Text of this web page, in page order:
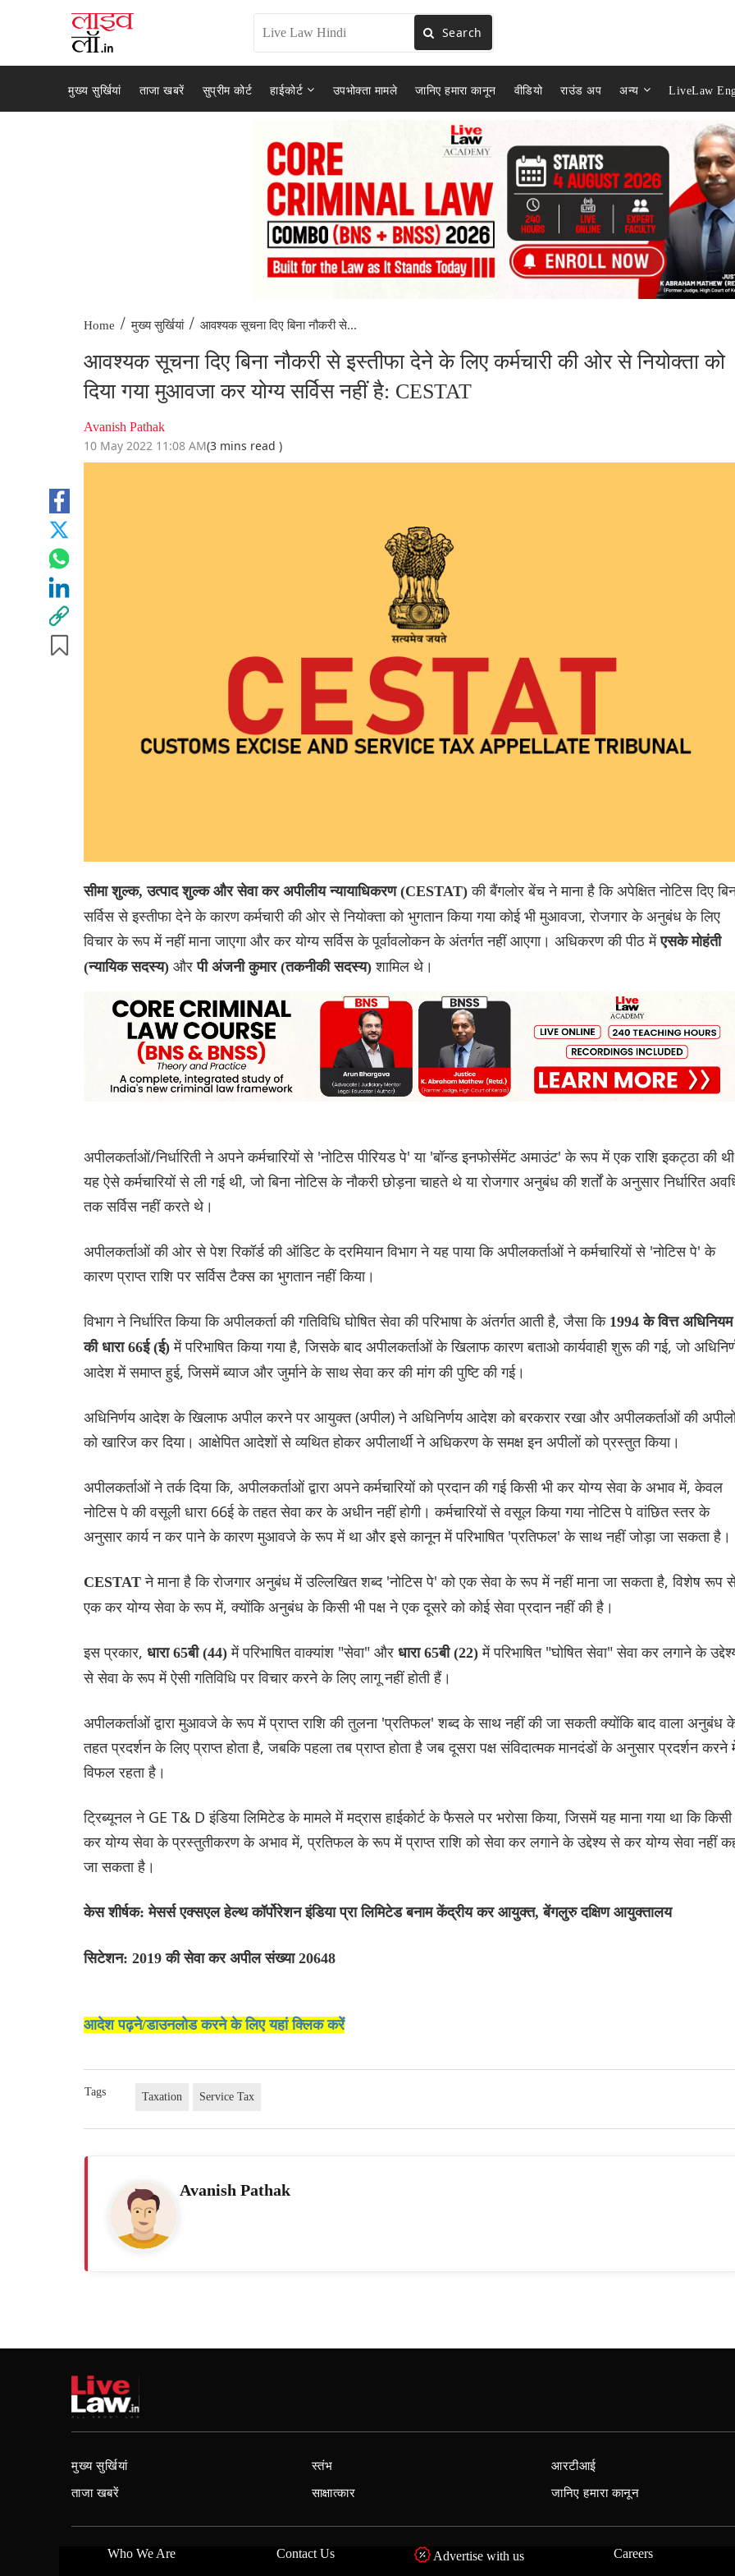
Search
मुख्य सुर्खियां ताजा खबरें सुप्रीम कोर्ट हाईकोर्ट उपभोक्ता मामले जानिए हमारा कानून वीडियो राउंड अप अन्य LiveLaw
Home / मुख्य सुर्खियां / आवश्यक सूचना दिए बिना नौकरी से...
आवश्यक सूचना दिए बिना नौकरी से इस्तीफा देने के लिए कर्मचारी की ओर से नियोक्ता को
दिया गया मुआवजा कर योग्य सर्विस नहीं है: CESTAT
Avanish Pathak
10 May 2022 11:08 AM(3 mins read )
सीमा शुल्क, उत्पाद शुल्क और सेवा कर अपीलीय न्यायाधिकरण (CESTAT)की बैंगलोर बेंच ने माना है कि अपेक्षित नोटिस दिए
सर्विस से इस्तीफा देने के कारण कर्मचारी की ओर से नियोक्ता को भुगतान किया गया कोई भी मुआवजा, रोजगार के अनुबंध के लिए
विचार के रूप में नहीं माना जाएगा और कर योग्य सर्विस के पूर्वावलोकन के अंतर्गत नहीं आएगा। अधिकरण की पीठ मेंएसके मोहंती
(न्यायिक सदस्य) औरपी अंजनी कुमार (तकनीकी सदस्य)शामिल थे।
अपीलकर्ताओं/निर्धारिती ने अपने कर्मचारियों से 'नोटिस पीरियड पे' या 'बॉन्ड इनफोर्समेंट अमाउंट' के रूप में एक राशि इकट्ठा की
यह ऐसे कर्मचारियों से ली गई ‌थी, जो बिना नोटिस के नौकरी छोड़ना चाहते थे या रोजगार अनुबंध की शर्तों के अनुसार निर्धारित
तक सर्विस नहीं करते थे।
अपीलकर्ताओं की ओर से पेश र‌िकॉर्ड की ऑडिट के दरमियान विभाग ने यह पाया कि अपीलकर्ताओं ने कर्मचारियों से 'नोटिस पे' के
कारण प्राप्त राशि पर सर्विस टैक्स का भुगतान नहीं किया।
विभाग ने निर्धारित किया कि अपीलकर्ता की गतिविधि घोषित सेवा की परिभाषा के अंतर्गत आती है, जैसा कि 1994 के वित्त अधिनियम
की धारा 66ई (ई)में परिभाषित किया गया है, जिसके बाद अपीलकर्ताओं के खिलाफ कारण बताओ कार्यवाही शुरू की गई, जो
आदेश में समाप्त हुई, जिसमें ब्याज और जुर्माने के साथ सेवा कर की मांग की पुष्टि की गई।
अधिनिर्णय आदेश के खिलाफ अपील करने पर आयुक्त (अपील) ने अध‌िनिर्णय आदेश को बरकरार रखा और अपीलकर्ताओं की
को खारिज कर दिया। आक्षेपित आदेशों से व्यथित होकर अपीलार्थी ने अधिकरण के समक्ष इन अपीलों को प्रस्तुत किया।
अपीलकर्ताओं ने तर्क दिया कि, अपीलकर्ताओं द्वारा अपने कर्मचारियों को प्रदान की गई किसी भी कर योग्य सेवा के अभाव में, केवल
नोटिस पे की वसूली धारा 66ई के तहत सेवा कर के अधीन नहीं होगी। कर्मचारियों से वसूल किया गया नोटिस पे वांछित स्तर के
अनुसार कार्य न कर पाने के कारण मुआवजे के रूप में था और इसे कानून में परिभाषित 'प्रतिफल' के साथ नहीं जोड़ा जा सकता है।
CESTATने माना है कि रोजगार अनुबंध में उल्लिखित शब्द 'नोटिस पे' को एक सेवा के रूप में नहीं माना जा सकता है, विशेष रूप
एक कर योग्य सेवा के रूप में, क्योंकि अनुबंध के किसी भी पक्ष ने एक दूसरे को कोई सेवा प्रदान नहीं की है।
इस प्रकार, धारा 65बी (44)में परिभाषित वाक्यांश "सेवा" और धारा 65बी (22)में परिभाषित "घोषित सेवा" सेवा कर लगाने के
से सेवा के रूप में ऐसी गतिविधि पर विचार करने के लिए लागू नहीं होती हैं।
अपीलकर्ताओं द्वारा मुआवजे के रूप में प्राप्त राशि की तुलना 'प्रतिफल' शब्द के साथ नहीं की जा सकती क्योंकि बाद वाला अनुबंध
तहत प्रदर्शन के लिए प्राप्त होता है, जबकि पहला तब प्राप्त होता है जब दूसरा पक्ष संविदात्मक मानदंडों के अनुसार प्रदर्शन करने
विफल रहता है।
ट्रिब्यूनल ने GE T& D इंडिया लिमिटेड के मामले में मद्रास हाईकोर्ट के फैसले पर भरोसा किया, जिसमें यह माना गया था कि किसी
कर योग्य सेवा के प्रस्तुतीकरण के अभाव में, प्रतिफल के रूप में प्राप्त राशि को सेवा कर लगाने के उद्देश्य से कर योग्य सेवा नहीं
जा सकता है।
केस शीर्षक: मेसर्स एक्सएल हेल्थ कॉर्पोरेशन इंडिया प्रा लिमिटेड बनाम केंद्रीय कर आयुक्त, बेंगलुरु दक्षिण आयुक्तालय
सिटेशन: 2019 की सेवा कर अपील संख्या 20648
आदेश पढ़ने/डाउनलोड करने के लिए यहां क्लिक करें
Tags Taxation Service Tax
Avanish Pathak
मुख्य सुर्खियां
ताजा खबरें
स्तंभ
साक्षात्कार
आरटीआई
जानिए हमारा कानून
Who We Are Contact Us Advertise with us Careers